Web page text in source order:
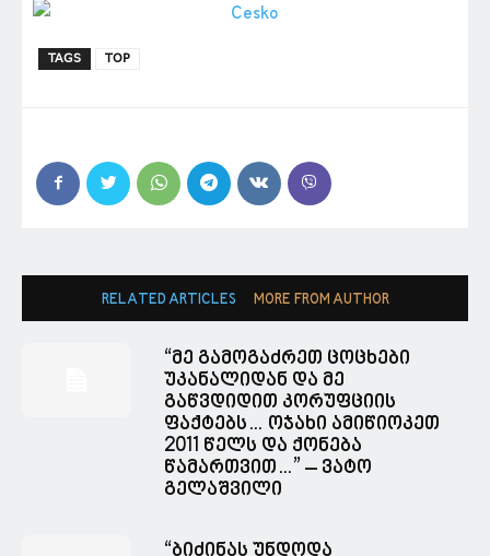
TAGS TOP
RELATED ARTICLES MORE FROM AUTHOR
“მე გამოგაძრეთ ცოცხები
უკანალიდან და მე
გაწვდიდით კორუფციის
ფაქტებს… ოჯახი ამიწიოკეთ
2011 წელს და ქონება
წამართვით…” – ვატო
გელაშვილი
“ბიძინას უნდოდა